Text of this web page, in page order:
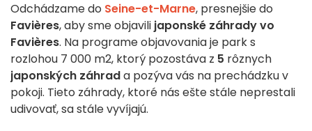
Odchádzame do Seine-et-Marne, presnejšie do
Favières, aby sme objavili japonské záhrady vo
Favières. Na programe objavovania je park s
rozlohou 7 000 m2, ktorý pozostáva z 5 rôznych
japonských záhrada pozýva vás na prechádzku v
pokoji. Tieto záhrady, ktoré nás ešte stále neprestali
udivovať, sa stále vyvíjajú.